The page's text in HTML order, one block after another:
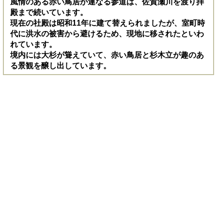
風情のある赤い鳥居が連なる参道は、佐賀瀬川を渡り拝
殿まで続いています。
現在の社殿は昭和11年に建て替えられましたが、室町時
代に洪水の被害から避けるため、現地に移されたといわ
れています。
境内には大杉が聳えていて、赤い鳥居と杉木立が趣のあ
る景観を醸し出しています。